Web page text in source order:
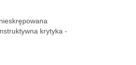
krytyka -